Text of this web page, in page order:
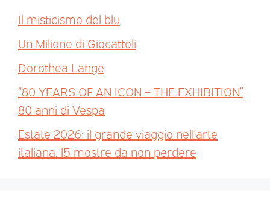
Il misticismo del blu
Un Milione di Giocattoli
Dorothea Lange
“80 YEARS OF AN ICON – THE EXHIBITION”
80 anni di Vespa
Estate 2026: il grande viaggio nell’arte
italiana. 15 mostre da non perdere